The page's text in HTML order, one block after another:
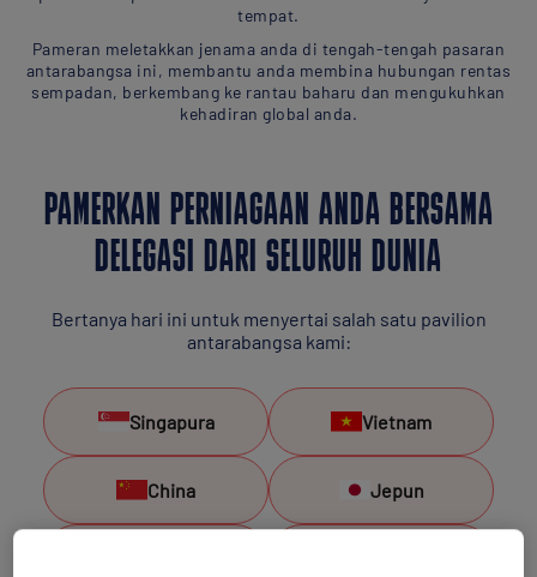
tempat.
Pameran meletakkan jenama anda di tengah-tengah pasaran
antarabangsa ini, membantu anda membina hubungan rentas
sempadan, berkembang ke rantau baharu dan mengukuhkan
kehadiran global anda.
PAMERKAN PERNIAGAAN ANDA BERSAMA
DELEGASI DARI SELURUH DUNIA
Bertanya hari ini untuk menyertai salah satu pavilion
antarabangsa kami:
Singapura Vietnam
China Jepun